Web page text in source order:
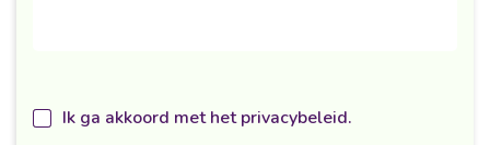
Ik ga akkoord met het privacybeleid.